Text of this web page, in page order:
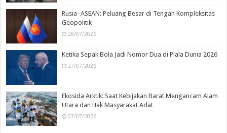
Rusia–ASEAN: Peluang Besar di Tengah Kompleksitas
Geopolitik
28/07/2026
Ketika Sepak Bola Jadi Nomor Dua di Piala Dunia 2026
27/07/2026
Ekosida Arktik: Saat Kebijakan Barat Mengancam Alam
Utara dan Hak Masyarakat Adat
07/07/2026